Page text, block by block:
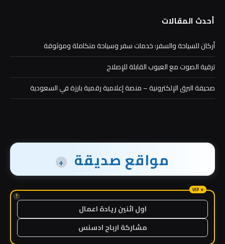
أحدث المقالات
أركان للسياحة والسفر: خدمات سفر وسياحة متكاملة وموثوقة
ترقية الصوت مع العيوب القابلة للإصلاح
صحيفة البرق الإلكترونية – منصة إعلامية رقمية بارزة في السعودية
مواقع صديقة +
!
اول اثنين ريادة اعمال
مشاركة ارباح ادسنس